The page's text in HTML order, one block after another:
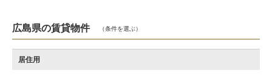
広島県の賃貸物件 （条件を選ぶ）
居住用